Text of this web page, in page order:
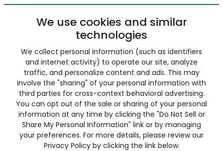
We use cookies and similar
technologies
We collect personal information (such as identifiers
and internet activity) to operate our site, analyze
traffic, and personalize content and ads. This may
involve the "sharing" of your personal information with
third parties for cross-context behavioral advertising.
You can opt out of the sale or sharing of your personal
information at any time by clicking the "Do Not Sell or
Share My Personal Information" link or by managing
your preferences. For more details, please review our
Privacy Policy by clicking the link below.